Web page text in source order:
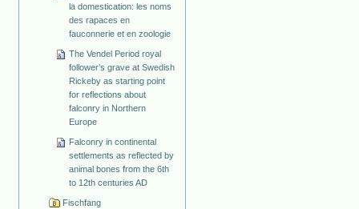
la domestication: les noms
des rapaces en
fauconnerie et en zoologie
The Vendel Period royal
follower’s grave at Swedish
Rickeby as starting point
for reflections about
falconry in Northern
Europe
Falconry in continental
settlements as reflected by
animal bones from the 6th
to 12th centuries AD
Fischfang